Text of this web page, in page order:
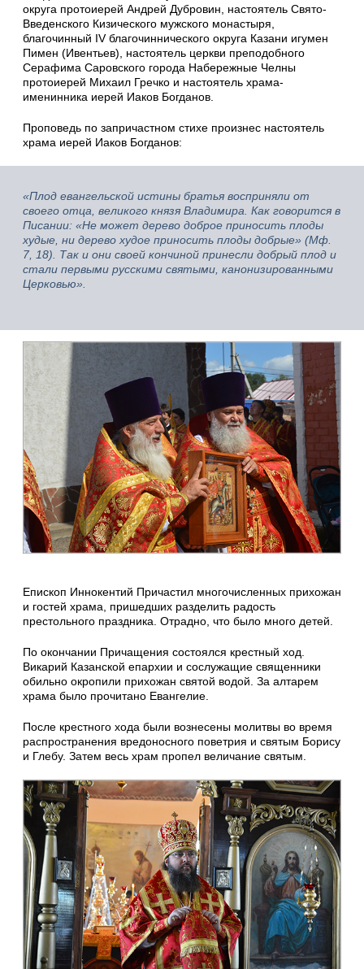
округа протоиерей Андрей Дубровин, настоятель Свято-
Введенского Кизического мужского монастыря,
благочинный IV благочиннического округа Казани игумен
Пимен (Ивентьев), настоятель церкви преподобного
Серафима Саровского города Набережные Челны
протоиерей Михаил Гречко и настоятель храма-
именинника иерей Иаков Богданов.
Проповедь по запричастном стихе произнес настоятель
храма иерей Иаков Богданов:
«Плод евангельской истины братья восприняли от
своего отца, великого князя Владимира. Как говорится в
Писании: «Не может дерево доброе приносить плоды
худые, ни дерево худое приносить плоды добрые» (Мф.
7, 18). Так и они своей кончиной принесли добрый плод и
стали первыми русскими святыми, канонизированными
Церковью».
Епископ Иннокентий Причастил многочисленных прихожан
и гостей храма, пришедших разделить радость
престольного праздника. Отрадно, что было много детей.
По окончании Причащения состоялся крестный ход.
Викарий Казанской епархии и сослужащие священники
обильно окропили прихожан святой водой. За алтарем
храма было прочитано Евангелие.
После крестного хода были вознесены молитвы во время
распространения вредоносного поветрия и святым Борису
и Глебу. Затем весь храм пропел величание святым.